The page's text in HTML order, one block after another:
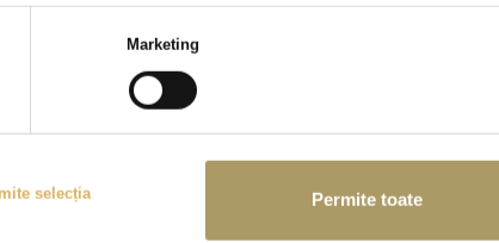
consimțământuluiMarketing
selecția Permite toate
despre produsele și serviciile Țiriac Auto, în condițiile